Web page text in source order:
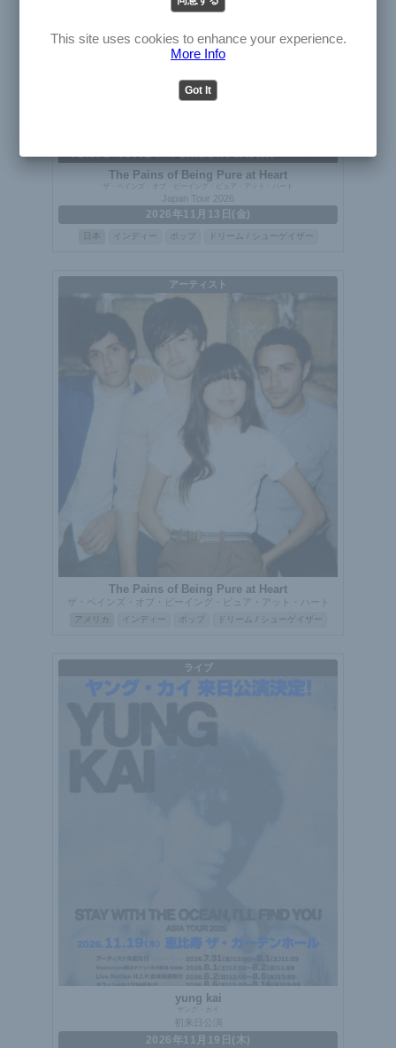
The Pains of Being Pure at Heart
Japan Tour 2026
2026年11月13日(金)
インディー ポップ ドリーム / シューゲイザー
アーティスト
The Pains of Being Pure at Heart
ザ・ペインズ・オブ・ビーイング・ピュア・アット・ハート
アメリカ インディー ポップ ドリーム / シューゲイザー
ライブ
yung kai
2026年11月19日(木)
English
Japanese
This site uses cookies to enhance your experience.
More Info
Got It